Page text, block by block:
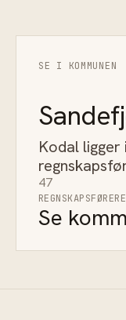
SE I KOMMUNEN
Kodal ligger
47
REGNSKAPSFØRERE
Se